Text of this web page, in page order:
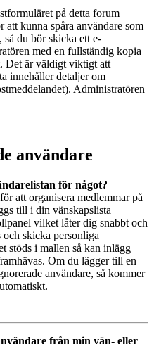
på detta forum
att kunna spåra användare som
så du bör skicka ett e-
med en fullständig kopia
Det är väldigt viktigt att
innehåller detaljer om
Administratören
användare
för något?
att organisera medlemmar på
till i din vänskapslista
vilket låter dig snabbt och
och skicka personliga
stöds i mallen så kan inlägg
Om du lägger till en
användare, så kommer
från min vän- eller